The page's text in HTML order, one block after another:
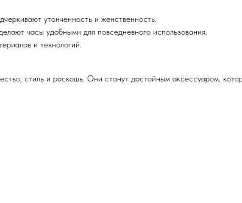
утонченность и женственность.
часы удобными для повседневного использования.
и технологий.
стиль и роскошь. Они станут достойным аксессуаром,